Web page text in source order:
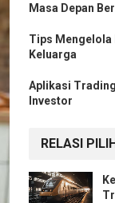
Masa Depan
Tips Mengelola
Keluarga
Aplikasi
Investor
RELASI